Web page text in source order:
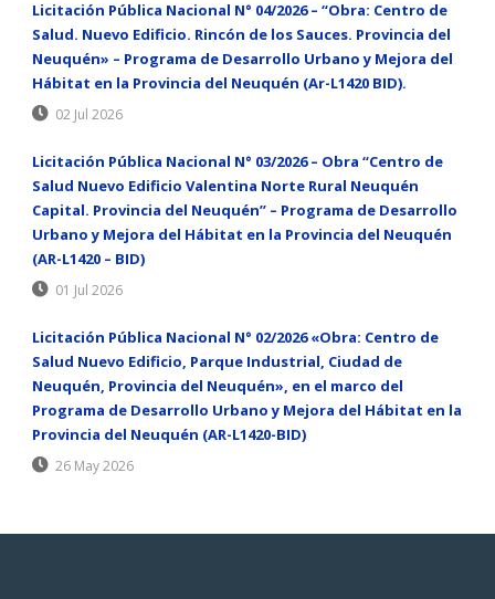
Licitación Pública Nacional N° 04/2026 – “Obra: Centro de
Salud. Nuevo Edificio. Rincón de los Sauces. Provincia del
Neuquén» – Programa de Desarrollo Urbano y Mejora del
Hábitat en la Provincia del Neuquén (Ar-L1420 BID).
02 Jul 2026
Licitación Pública Nacional N° 03/2026 – Obra “Centro de
Salud Nuevo Edificio Valentina Norte Rural Neuquén
Capital. Provincia del Neuquén” – Programa de Desarrollo
Urbano y Mejora del Hábitat en la Provincia del Neuquén
(AR-L1420 – BID)
01 Jul 2026
Licitación Pública Nacional N° 02/2026 «Obra: Centro de
Salud Nuevo Edificio, Parque Industrial, Ciudad de
Neuquén, Provincia del Neuquén», en el marco del
Programa de Desarrollo Urbano y Mejora del Hábitat en la
Provincia del Neuquén (AR-L1420-BID)
26 May 2026